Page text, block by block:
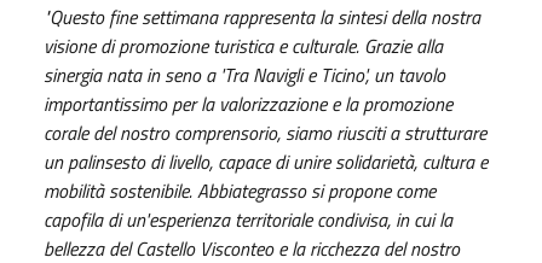
"Questo fine settimana rappresenta la sintesi della nostra
visione di promozione turistica e culturale. Grazie alla
sinergia nata in seno a 'Tra Navigli e Ticino', un tavolo
importantissimo per la valorizzazione e la promozione
corale del nostro comprensorio, siamo riusciti a strutturare
un palinsesto di livello, capace di unire solidarietà, cultura e
mobilità sostenibile. Abbiategrasso si propone come
capofila di un'esperienza territoriale condivisa, in cui la
bellezza del Castello Visconteo e la ricchezza del nostro